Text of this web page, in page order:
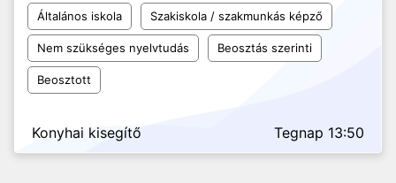
Általános iskola Szakiskola / szakmunkás képző
Nem szükséges nyelvtudás Beosztás szerinti
Beosztott
Konyhai kisegítő Tegnap 13:50